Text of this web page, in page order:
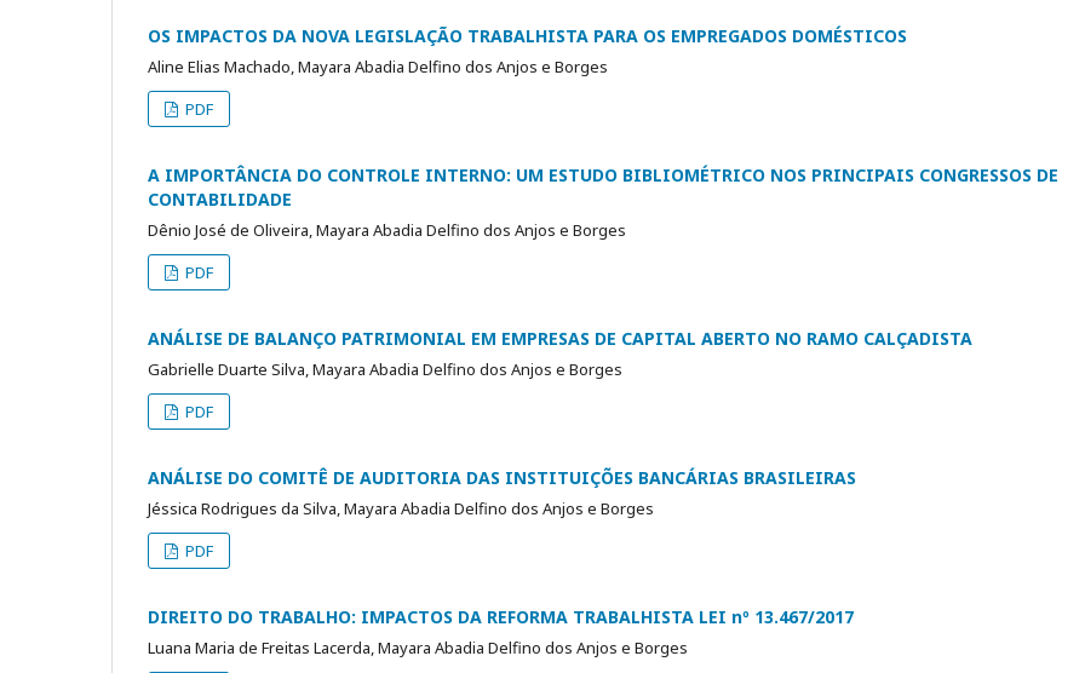
OS IMPACTOS DA NOVA LEGISLAÇÃO TRABALHISTA PARA OS EMPREGADOS DOMÉSTICOS
Aline Elias Machado, Mayara Abadia Delfino dos Anjos e Borges
PDF
A IMPORTÂNCIA DO CONTROLE INTERNO: UM ESTUDO BIBLIOMÉTRICO NOS PRINCIPAIS CONGRESSOS DE
CONTABILIDADE
Dênio José de Oliveira, Mayara Abadia Delfino dos Anjos e Borges
PDF
ANÁLISE DE BALANÇO PATRIMONIAL EM EMPRESAS DE CAPITAL ABERTO NO RAMO CALÇADISTA
Gabrielle Duarte Silva, Mayara Abadia Delfino dos Anjos e Borges
PDF
ANÁLISE DO COMITÊ DE AUDITORIA DAS INSTITUIÇÕES BANCÁRIAS BRASILEIRAS
Jéssica Rodrigues da Silva, Mayara Abadia Delfino dos Anjos e Borges
PDF
DIREITO DO TRABALHO: IMPACTOS DA REFORMA TRABALHISTA LEI nº 13.467/2017
Luana Maria de Freitas Lacerda, Mayara Abadia Delfino dos Anjos e Borges